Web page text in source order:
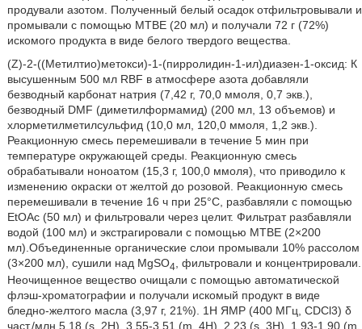
продували азотом. Полученный белый осадок отфильтровывали и
промывали с помощью MTBE (20 мл) и получали 72 г (72%)
искомого продукта в виде белого твердого вещества.
(Z)-2-((Метилтио)метокси)-1-(пирролидин-1-ил)диазен-1-оксид: К
высушенным 500 мл RBF в атмосфере азота добавляли
безводный карбонат натрия (7,42 г, 70,0 ммоля, 0,7 экв.),
безводный DMF (диметилформамид) (200 мл, 13 объемов) и
хлорметилметилсульфид (10,0 мл, 120,0 ммоля, 1,2 экв.).
Реакционную смесь перемешивали в течение 5 мин при
температуре окружающей среды. Реакционную смесь
обрабатывали ноноатом (15,3 г, 100,0 ммоля), что приводило к
изменению окраски от желтой до розовой. Реакционную смесь
перемешивали в течение 16 ч при 25°C, разбавляли с помощью
EtOAc (50 мл) и фильтровали через целит. Фильтрат разбавляли
водой (100 мл) и экстрагировали с помощью MTBE (2×200
мл).Объединенные органические слои промывали 10% рассолом
(3×200 мл), сушили над MgSO4
, фильтровали и концентрировали.
Неочищенное вещество очищали с помощью автоматической
флэш-хроматографии и получали искомый продукт в виде
бледно-желтого масла (3,97 г, 21%). 1H ЯМР (400 МГц, CDCl3) δ
част./млн 5,18 (s, 2H), 3,55-3,51 (m, 4H), 2,23 (s, 3H), 1,93-1,90 (m,